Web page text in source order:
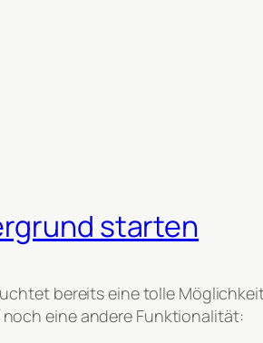
starten
bereits eine tolle
eine andere Funktionalität: